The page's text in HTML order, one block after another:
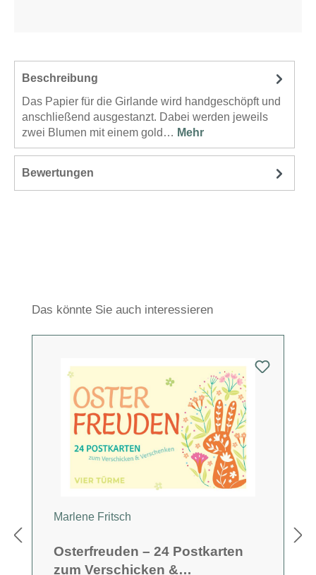
Beschreibung
Das Papier für die Girlande wird handgeschöpft und
anschließend ausgestanzt. Dabei werden jeweils
zwei Blumen mit einem gold… Mehr
Bewertungen
Produktgalerie überspringen
Das könnte Sie auch interessieren
Marlene Fritsch
Osterfreuden – 24 Postkarten
zum Verschicken &